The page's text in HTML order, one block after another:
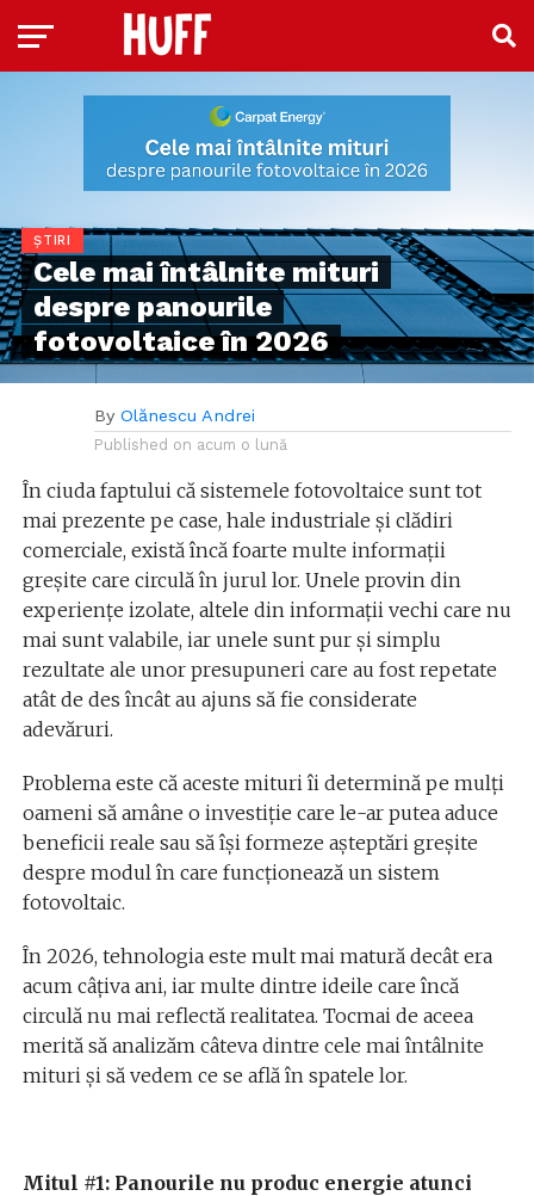
ȘTIRI
Cele mai întâlnite mituri
despre panourile
fotovoltaice în 2026
By Olănescu Andrei
Published on acum o lună
În ciuda faptului că sistemele fotovoltaice sunt tot
mai prezente pe case, hale industriale și clădiri
comerciale, există încă foarte multe informații
greșite care circulă în jurul lor. Unele provin din
experiențe izolate, altele din informații vechi care nu
mai sunt valabile, iar unele sunt pur și simplu
rezultate ale unor presupuneri care au fost repetate
atât de des încât au ajuns să fie considerate
adevăruri.
Problema este că aceste mituri îi determină pe mulți
oameni să amâne o investiție care le-ar putea aduce
beneficii reale sau să își formeze așteptări greșite
despre modul în care funcționează un sistem
fotovoltaic.
În 2026, tehnologia este mult mai matură decât era
acum câțiva ani, iar multe dintre ideile care încă
circulă nu mai reflectă realitatea. Tocmai de aceea
merită să analizăm câteva dintre cele mai întâlnite
mituri și să vedem ce se află în spatele lor.
Mitul #1: Panourile nu produc energie atunci